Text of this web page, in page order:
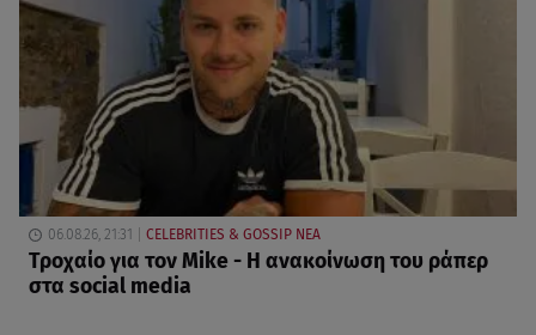
06.08.26, 21:31 CELEBRITIES & GOSSIP ΝΕΑ
Τροχαίο για τον Mike - Η ανακοίνωση του ράπερ
στα social media